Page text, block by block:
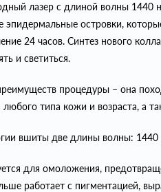
лазер с длиной волны 1440
эпидермальные островки,
24 часов. Синтез нового
и светиться.
процедуры – она
типа кожи и возраста, а
вшиты две длины волны:
для омоложения,
работает с пигментацией,